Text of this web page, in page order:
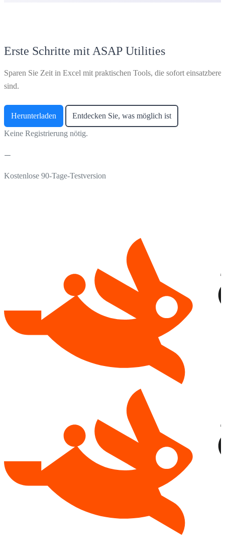
Erste Schritte mit ASAP Utilities
Sparen Sie Zeit in Excel mit praktischen Tools, die sofort einsatzbereit
sind.
Herunterladen Entdecken Sie, was möglich ist
Keine Registrierung nötig.
Kostenlose 90-Tage-Testversion